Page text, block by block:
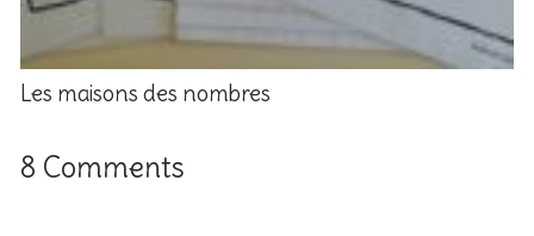
Les maisons des nombres
8 Comments